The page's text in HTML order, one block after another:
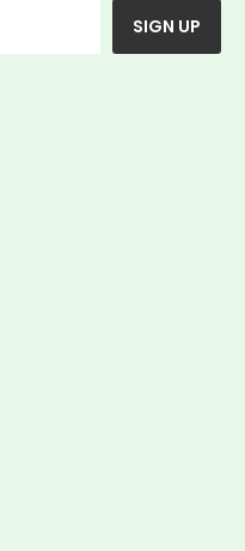
SIGN UP